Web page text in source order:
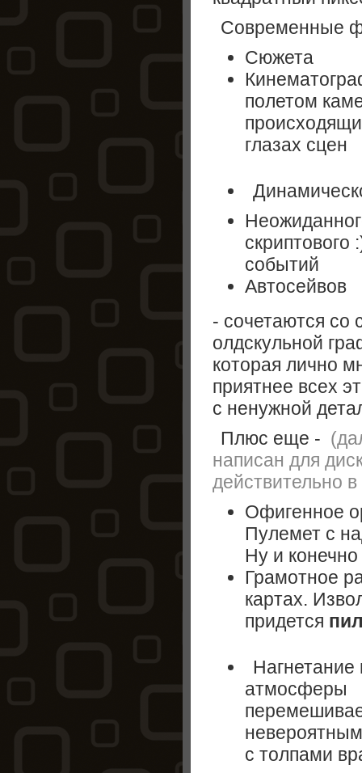
Современные
Сюжета
полетом
глазах сцен
скриптового
событий
Автосейвов
- сочетаются со
олдскульной
которая лично
приятнее всех
c ненужной
Плюс еще -
написан для
действительно в
Офигенное
Пулемет с
Ну и
Грамотное
картах.
придется
атмосферы
с толпами